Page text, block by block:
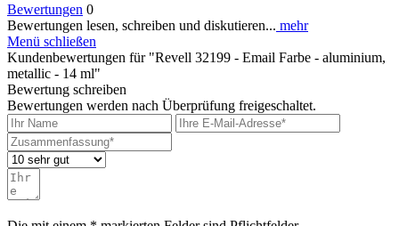
Bewertungen 0
Bewertungen lesen, schreiben und diskutieren... mehr
Menü schließen
Kundenbewertungen für "Revell 32199 - Email Farbe - aluminium,
metallic - 14 ml"
Bewertung schreiben
Bewertungen werden nach Überprüfung freigeschaltet.